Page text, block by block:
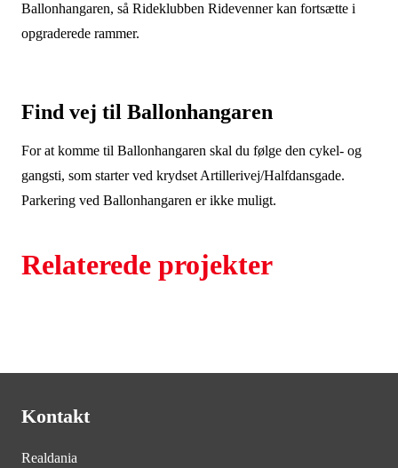
Ballonhangaren, så Rideklubben Ridevenner kan fortsætte i
opgraderede rammer.
Find vej til Ballonhangaren
For at komme til Ballonhangaren skal du følge den cykel- og
gangsti, som starter ved krydset Artillerivej/Halfdansgade.
Parkering ved Ballonhangaren er ikke muligt.
Relaterede projekter
Kontakt
Realdania